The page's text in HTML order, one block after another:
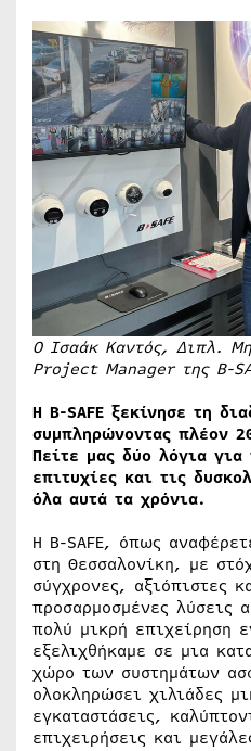
Ο Ισαάκ Καντός, Διπλ.
Project Manager της B-
Η B-SAFE ξεκίνησε τη
συμπληρώνοντας πλέον
Πείτε μας δύο λόγια για
επιτυχίες και τις
όλα αυτά τα χρόνια.
Η B-SAFE, όπως
στη Θεσσαλονίκη, με
σύγχρονες, αξιόπιστες
προσαρμοσμένες λύσεις
πολύ μικρή επιχείρηση
εξελιχθήκαμε σε μια
χώρο των συστημάτων
ολοκληρώσει χιλιάδες
εγκαταστάσεις,
επιχειρήσεις και